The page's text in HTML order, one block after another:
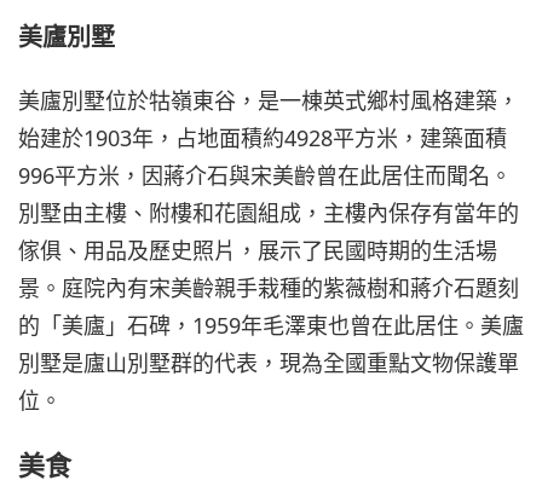
美廬別墅
美廬別墅位於牯嶺東谷，是一棟英式鄉村風格建築，
始建於1903年，占地面積約4928平方米，建築面積
996平方米，因蔣介石與宋美齡曾在此居住而聞名。
別墅由主樓、附樓和花園組成，主樓內保存有當年的
傢俱、用品及歷史照片，展示了民國時期的生活場
景。庭院內有宋美齡親手栽種的紫薇樹和蔣介石題刻
的「美廬」石碑，1959年毛澤東也曾在此居住。美廬
別墅是廬山別墅群的代表，現為全國重點文物保護單
位。
美食